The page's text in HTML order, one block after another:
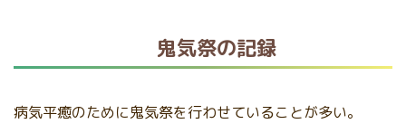
鬼気祭の記録
病気平癒のために鬼気祭を行わせていることが多い。